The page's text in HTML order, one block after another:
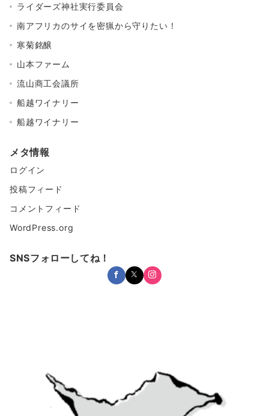
ライダーズ神社実行委員会
南アフリカのサイを密猟から守りたい！
寒菊銘醸
山本ファーム
流山商工会議所
船越ワイナリー
船越ワイナリー
メタ情報
ログイン
投稿フィード
コメントフィード
WordPress.org
SNSフォローしてね！